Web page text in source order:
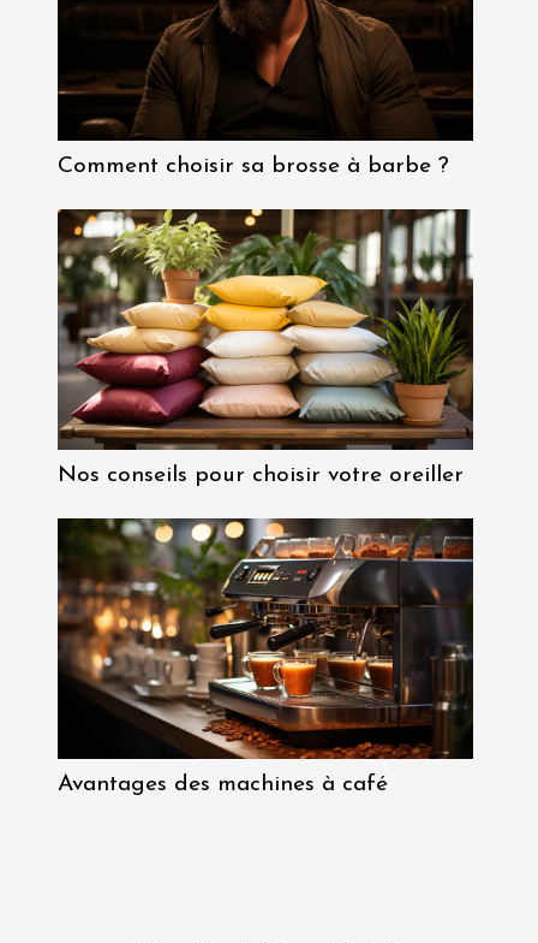
Comment choisir sa brosse à barbe ?
Nos conseils pour choisir votre oreiller
Avantages des machines à café